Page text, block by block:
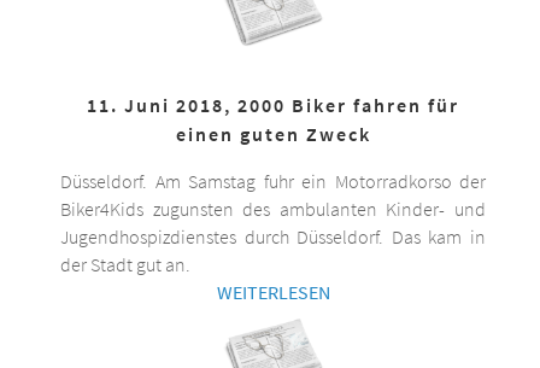
11. Juni 2018, 2000 Biker fahren für
einen guten Zweck
Düsseldorf. Am Samstag fuhr ein Motorradkorso der
Biker4Kids zugunsten des ambulanten Kinder- und
Jugendhospizdienstes durch Düsseldorf. Das kam in
der Stadt gut an.
WEITERLESEN